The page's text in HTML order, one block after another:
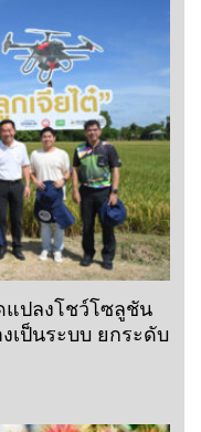
แปลงโชว์โซลูชัน
เป็นระบบ ยกระดับ